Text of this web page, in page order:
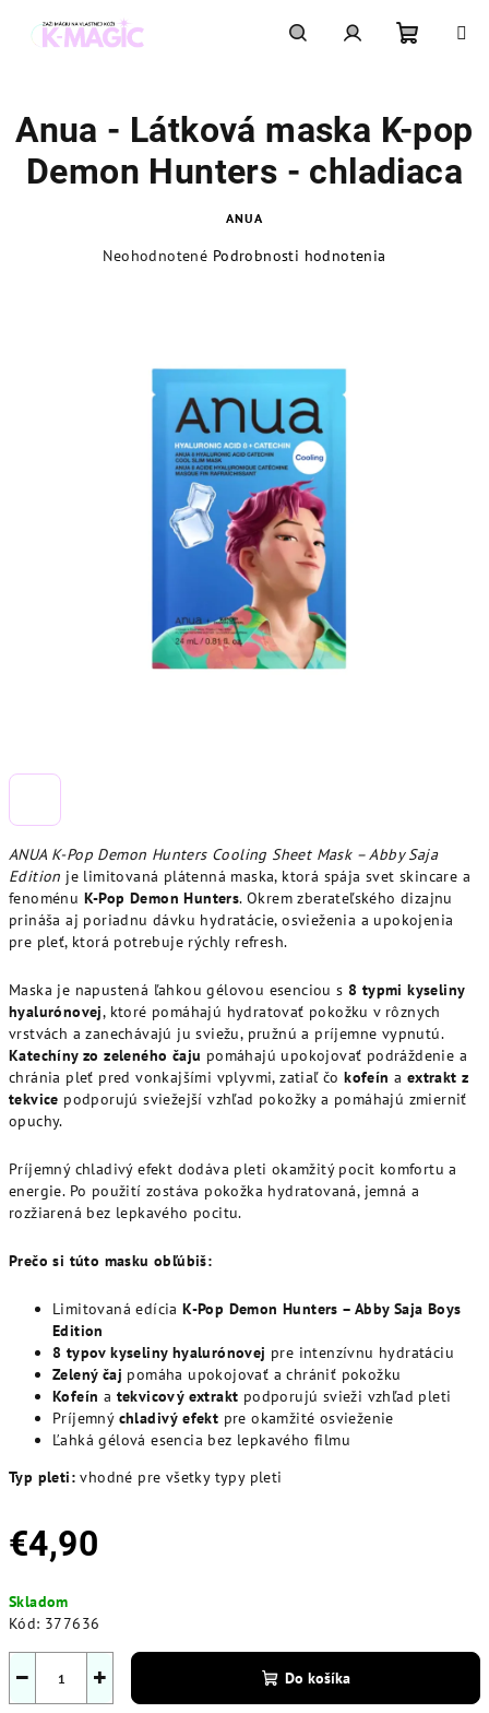
košík
ANUA K-Pop Demon Hunters Cooling Sheet Mask – Abby Saja
Edition je limitovaná plátenná maska, ktorá spája svet skincare a
fenoménu K-Pop Demon Hunters. Okrem zberateľského dizajnu
prináša aj poriadnu dávku hydratácie, osvieženia a upokojenia
pre pleť, ktorá potrebuje rýchly refresh.
Maska je napustená ľahkou gélovou esenciou s 8 typmi kyseliny
hyalurónovej, ktoré pomáhajú hydratovať pokožku v rôznych
vrstvách a zanechávajú ju sviežu, pružnú a príjemne vypnutú.
Katechíny zo zeleného čaju pomáhajú upokojovať podráždenie a
chránia pleť pred vonkajšími vplyvmi, zatiaľ čokofeín a extrakt z
tekvice podporujú sviežejší vzhľad pokožky a pomáhajú zmierniť
opuchy.
Príjemný chladivý efekt dodáva pleti okamžitý pocit komfortu a
energie. Po použití zostáva pokožka hydratovaná, jemná a
rozžiarená bez lepkavého pocitu.
Prečo si túto masku obľúbiš:
Limitovaná edíciaK-Pop Demon Hunters – Abby Saja Boys
Edition
8 typov kyseliny hyalurónovej pre intenzívnu hydratáciu
Zelený čaj pomáha upokojovať a chrániť pokožku
Kofeín a tekvicový extrakt podporujú svieži vzhľad pleti
Príjemný chladivý efekt pre okamžité osvieženie
Ľahká gélová esencia bez lepkavého filmu
Typ pleti: vhodné pre všetky typy pleti
€4,90
cena:
Skladom
Kód: 377636
+
− Do košíka
Anua - Látková maska K-pop
Demon Hunters - chladiaca
ANUA
Neohodnotené Podrobnosti hodnotenia